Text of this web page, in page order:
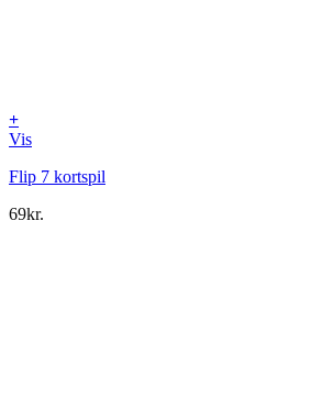
+
Vis
Flip 7 kortspil
69kr.